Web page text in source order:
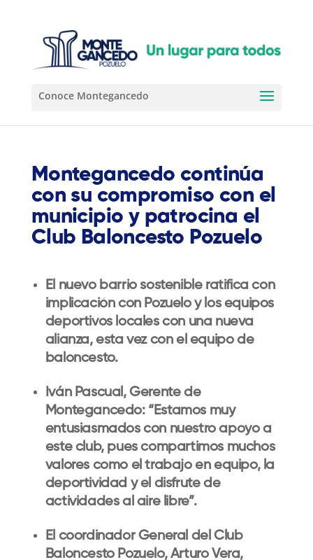
Montegancedo continúa
con su compromiso con el
municipio y patrocina el
Club Baloncesto Pozuelo
El nuevo barrio sostenible ratifica con
implicación con Pozuelo y los equipos
deportivos locales con una nueva
alianza, esta vez con el equipo de
baloncesto.
Iván Pascual, Gerente de
Montegancedo: “Estamos muy
entusiasmados con nuestro apoyo a
este club, pues compartimos muchos
valores como el trabajo en equipo, la
deportividad y el disfrute de
actividades al aire libre”.
El coordinador General del Club
Baloncesto Pozuelo, Arturo Vera,